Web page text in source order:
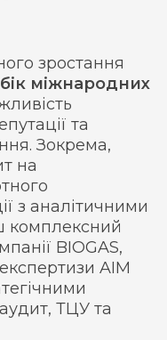
зростання
міжнародних
та
Зокрема,
на
з аналітичними
комплексний
BIOGAS,
AIM
ТЦУ та